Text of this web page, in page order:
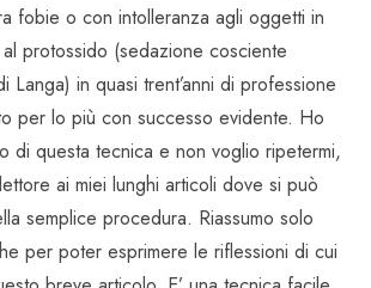
fobie o con intolleranza agli oggetti in
protossido (sedazione cosciente
Langa) in quasi trent’anni di professione
per lo più con successo evidente. Ho
di questa tecnica e non voglio ripetermi,
ai miei lunghi articoli dove si può
semplice procedura. Riassumo solo
per poter esprimere le riflessioni di cui